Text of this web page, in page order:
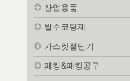
산업용품
발수코팅제
가스켓절단기
패킹&패킹공구